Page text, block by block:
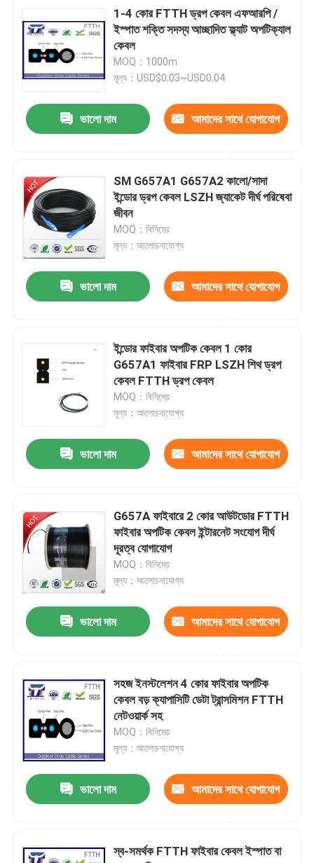
পণ্য
আমাদের সম্পর্কে
কারখানা ভ্রমণ
যোগাযোগ করুন
উদ্ধৃতির জন্য আবেদন
বহিরঙ্গন ফাইবার অপটিক কেবল
ফাইবার অপটিক তারের
FTTH ড্রপ কেবল
আলগা টিউব ফাইবার অপটিক কেবল
ADSS ফাইবার অপটিক কেবল
মাল্টি স্ট্র্যান্ড ফাইবার অপটিক কেবল
আর্মার্ড ফাইবার অপটিক কেবল
OPGW ফাইবার অপটিক কেবল
অপটিক্যাল ফাইবার কেবল সংযুক্ত বন্ধ
1-4 কোর FTTH ড্রপ কেবল এফআরপি /
ইস্পাত শক্তি সদস্য আচ্ছাদিত ফ্ল্যাট অপটিক্যাল
কেবল
MOQ：1000m
মূল্য：USD$0.03~USD0.04
ভালো দাম আমাদের সাথে যোগাযোগ
SM G657A1 G657A2 কালো/সাদা
ইন্ডোর ড্রপ কেবল LSZH জ্যাকেট দীর্ঘ পরিষেবা
জীবন
MOQ：বিনিমেয়
মূল্য：আলোচনাযোগ্য
ভালো দাম আমাদের সাথে যোগাযোগ
ইন্ডোর ফাইবার অপটিক কেবল 1 কোর
G657A1 ফাইবার FRP LSZH শিথ ড্রপ
কেবল FTTH ড্রপ কেবল
MOQ：বিনিমেয়
মূল্য：আলোচনাযোগ্য
ভালো দাম আমাদের সাথে যোগাযোগ
G657A ফাইবারে 2 কোর আউটডোর FTTH
ফাইবার অপটিক কেবল ইন্টারনেট সংযোগ দীর্ঘ
দূরত্ব যোগাযোগ
MOQ：বিনিমেয়
মূল্য：আলোচনাযোগ্য
ভালো দাম আমাদের সাথে যোগাযোগ
সহজ ইনস্টলেশন 4 কোর ফাইবার অপটিক
কেবল বড় ক্যাপাসিটি ডেটা ট্রান্সমিশন FTTH
নেটওয়ার্ক সহ
MOQ：বিনিমেয়
মূল্য：আলোচনাযোগ্য
ভালো দাম আমাদের সাথে যোগাযোগ
স্ব-সমর্থক FTTH ফাইবার কেবল ইস্পাত বা